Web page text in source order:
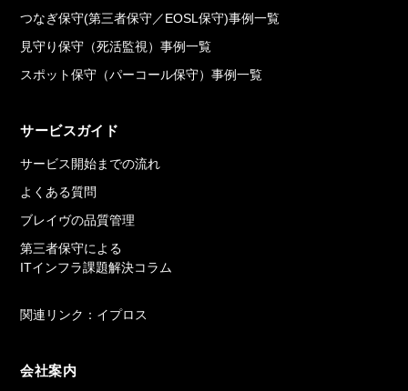
つなぎ保守(第三者保守／EOSL保守)事例一覧
見守り保守（死活監視）事例一覧
スポット保守（パーコール保守）事例一覧
サービスガイド
サービス開始までの流れ
よくある質問
ブレイヴの品質管理
第三者保守による
ITインフラ課題解決コラム
関連リンク：イプロス
会社案内